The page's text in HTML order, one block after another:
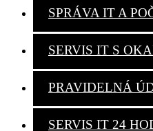
SPRÁVA IT A
SERVIS IT S
PRAVIDELNÁ
SERVIS IT 24